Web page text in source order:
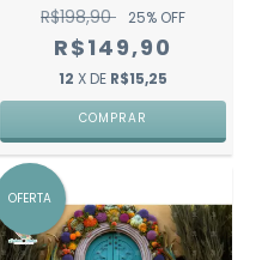
R$198,90 25% OFF
R$149,90
12 X DE R$15,25
COMPRAR
OFERTA